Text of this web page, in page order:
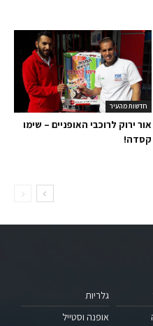
חדשות מהעיר
אור ירוק לרוכבי האופניים – שימו
קסדה!
גלריות
אופנה וסטייל